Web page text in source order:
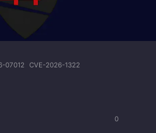
07012 CVE-2026-1322
0